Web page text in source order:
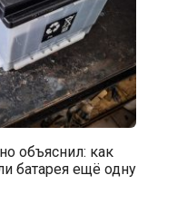
объяснил: как
батарея ещё одну